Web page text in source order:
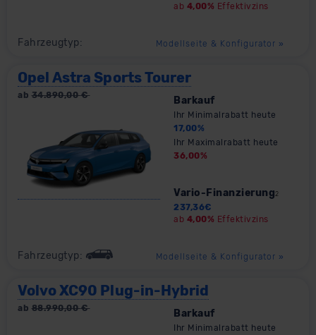
ab 4,00% Effektivzins
Fahrzeugtyp: Modellseite & Konfigurator »
Opel Astra Sports Tourer
ab 34.890,00€ Barkauf
Ihr Minimalrabatt heute
17,00%
Ihr Maximalrabatt heute
36,00%
Vario-Finanzierung 2
237,36€
ab 4,00% Effektivzins
Fahrzeugtyp: Modellseite & Konfigurator »
Volvo XC90 Plug-in-Hybrid
ab 88.990,00€ Barkauf
Ihr Minimalrabatt heute